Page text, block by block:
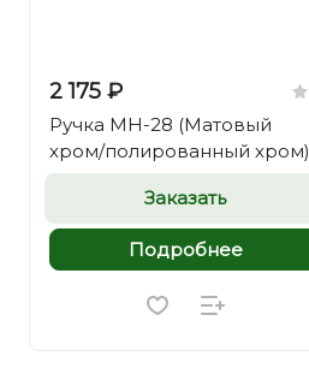
2 175 ₽
Ручка MH-28 (Матовый
хром/полированный хром)
Заказать
Подробнее